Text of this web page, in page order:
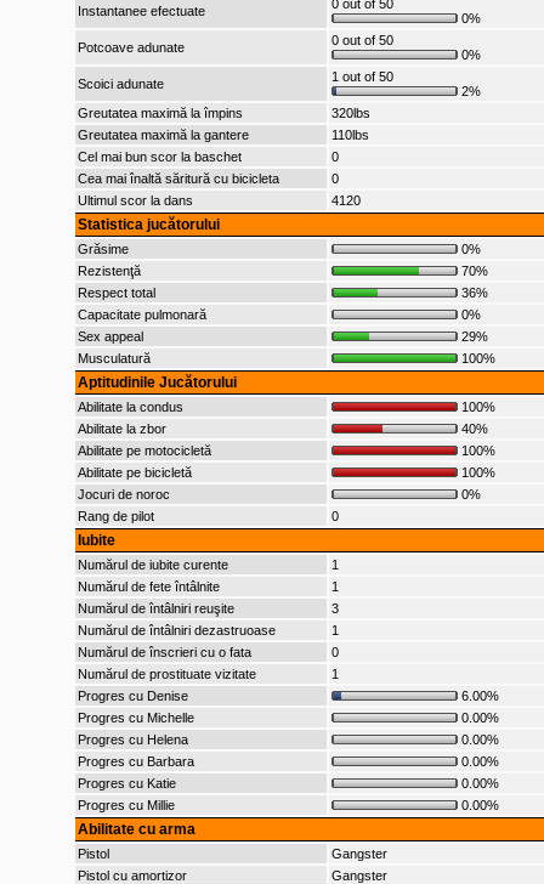
Instantanee efectuate
0 out of 50
0%
Potcoave adunate
0 out of 50
0%
Scoici adunate
1 out of 50
2%
Greutatea maximă la împins
320lbs
Greutatea maximă la gantere
110lbs
Cel mai bun scor la baschet
0
Cea mai înaltă săritură cu bicicleta
0
Ultimul scor la dans
4120
Statistica jucătorului
Grăsime
0%
Rezistenţă
70%
Respect total
36%
Capacitate pulmonară
0%
Sex appeal
29%
Musculatură
100%
Aptitudinile Jucătorului
Abilitate la condus
100%
Abilitate la zbor
40%
Abilitate pe motocicletă
100%
Abilitate pe bicicletă
100%
Jocuri de noroc
0%
Rang de pilot
0
Iubite
Numărul de iubite curente
1
Numărul de fete întâlnite
1
Numărul de întâlniri reuşite
3
Numărul de întâlniri dezastruoase
1
Numărul de înscrieri cu o fata
0
Numărul de prostituate vizitate
1
Progres cu Denise
6.00%
Progres cu Michelle
0.00%
Progres cu Helena
0.00%
Progres cu Barbara
0.00%
Progres cu Katie
0.00%
Progres cu Millie
0.00%
Abilitate cu arma
Pistol
Gangster
Pistol cu amortizor
Gangster